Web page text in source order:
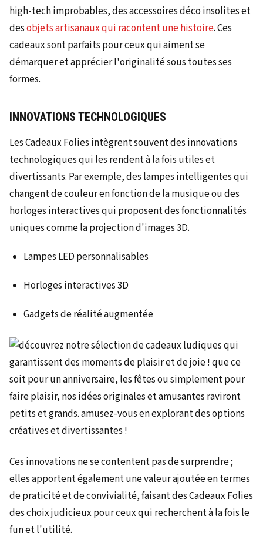
high-tech improbables, des accessoires déco insolites et
desobjets artisanaux qui racontent une histoire. Ces
cadeaux sont parfaits pour ceux qui aiment se
démarquer et apprécier l'originalité sous toutes ses
formes.
INNOVATIONS TECHNOLOGIQUES
Les Cadeaux Folies intègrent souvent des innovations
technologiques qui les rendent à la fois utiles et
divertissants. Par exemple, des lampes intelligentes qui
changent de couleur en fonction de la musique ou des
horloges interactives qui proposent des fonctionnalités
uniques comme la projection d'images 3D.
Lampes LED personnalisables
Horloges interactives 3D
Gadgets de réalité augmentée
Ces innovations ne se contentent pas de surprendre ;
elles apportent également une valeur ajoutée en termes
de praticité et de convivialité, faisant des Cadeaux Folies
des choix judicieux pour ceux qui recherchent à la fois le
fun et l'utilité.